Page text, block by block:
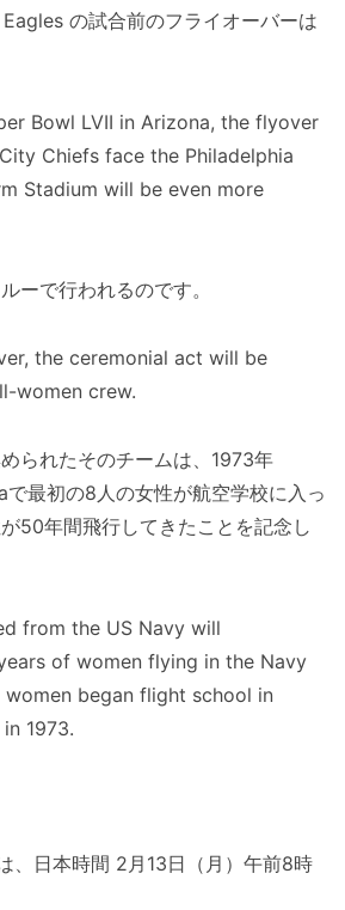
の試合前のフライオーバーは
Bowl LVII in Arizona, the flyover
Chiefs face the Philadelphia
Stadium will be even more
ーで行われるのです。
the ceremonial act will be
women crew.
られたそのチームは、1973年
最初の8人の女性が航空学校に入っ
50年間飛行してきたことを記念し
from the US Navy will
of women flying in the Navy
began flight school in
1973.
、日本時間 2月13日（月）午前8時